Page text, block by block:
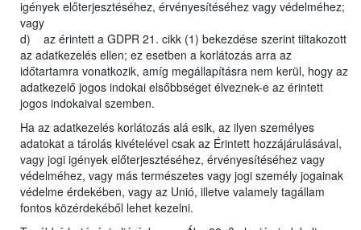
igények előterjesztéséhez, érvényesítéséhez vagy védelméhez;
vagy
d) az érintett a GDPR 21. cikk (1) bekezdése szerint tiltakozott
az adatkezelés ellen; ez esetben a korlátozás arra az
időtartamra vonatkozik, amíg megállapításra nem kerül, hogy az
adatkezelő jogos indokai elsőbbséget élveznek-e az érintett
jogos indokaival szemben.
Ha az adatkezelés korlátozás alá esik, az ilyen személyes
adatokat a tárolás kivételével csak az Érintett hozzájárulásával,
vagy jogi igények előterjesztéséhez, érvényesítéséhez vagy
védelméhez, vagy más természetes vagy jogi személy jogainak
védelme érdekében, vagy az Unió, illetve valamely tagállam
fontos közérdekéből lehet kezelni.